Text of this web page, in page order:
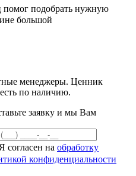
помог подобрать нужную
большой
менеджеры. Ценник
по наличию.
заявку и мы Вам
Я согласен на обработку
конфиденциальности